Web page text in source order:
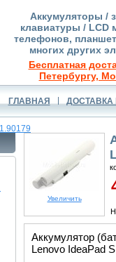
Аккумуляторы /
клавиатуры / LCD
телефонов,
многих других
Бесплатная
Петербургу,
ГЛАВНАЯ ДОСТАВКА
Увеличить
Аккумулятор
Lenovo IdeaPad